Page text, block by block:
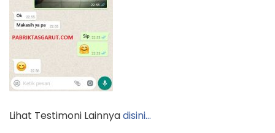
Lihat Testimoni Lainnyadisini…